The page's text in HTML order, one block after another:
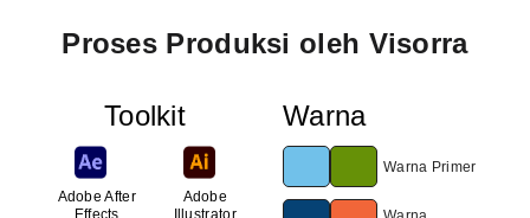
Proses Produksi oleh Visorra
Toolkit
Adobe After
Effects
Adobe
Illustrator
Warna
Warna Primer